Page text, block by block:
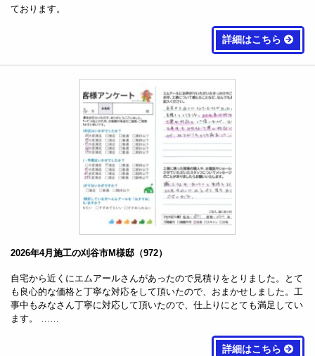
ております。
詳細はこちら
2026年4月施工の刈谷市M様邸（972）
自宅から近くにエムアールさんがあったので見積りをとりました。とて
も良心的な価格と丁寧な対応をして頂いたので、おまかせしました。工
事中もみなさん丁寧に対応して頂いたので、仕上りにとても満足してい
ます。 ……
詳細はこちら